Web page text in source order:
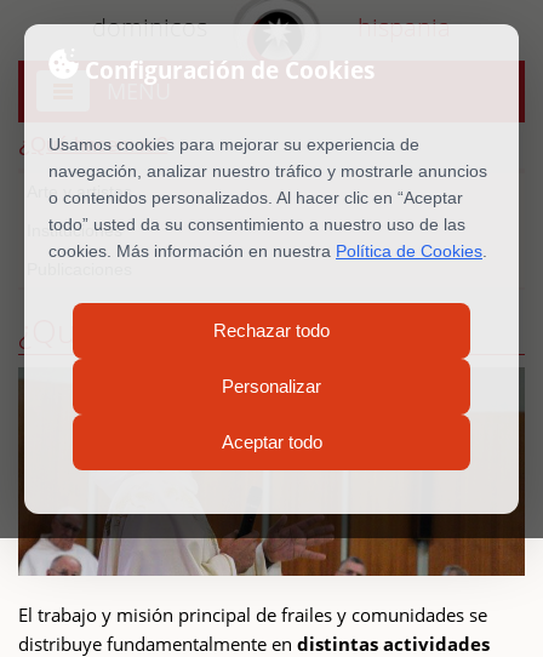
Configuración de Cookies
Usamos cookies para mejorar su experiencia de
navegación, analizar nuestro tráfico y mostrarle anuncios
o contenidos personalizados. Al hacer clic en “Aceptar
todo” usted da su consentimiento a nuestro uso de las
cookies. Más información en nuestra Política de Cookies
Rechazar todo
Personalizar
Aceptar todo
dominicos hispania
MENU
¿Qué hacemos?
Arte y artistas
Instituciones
¿Qué hacemos?
El trabajo y misión principal de frailes y comunidades se
distribuye fundamentalmente en distintas actividades